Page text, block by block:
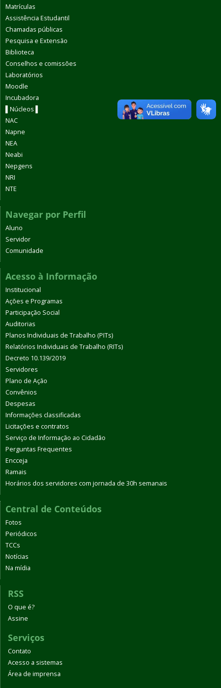
Matrículas
Assistência Estudantil
Chamadas públicas
Pesquisa e Extensão
Biblioteca
Conselhos e comissões
Laboratórios
Moodle
Incubadora
▌Núcleos ▌
NAC
Napne
NEA
Neabi
Nepgens
NRI
NTE
Navegar por Perfil
Aluno
Servidor
Comunidade
Acesso à Informação
Institucional
Ações e Programas
Participação Social
Auditorias
Planos Individuais de Trabalho (PITs)
Relatórios Individuais de Trabalho (RITs)
Decreto 10.139/2019
Servidores
Plano de Ação
Convênios
Despesas
Informações classificadas
Licitações e contratos
Serviço de Informação ao Cidadão
Perguntas Frequentes
Encceja
Ramais
Horários dos servidores com jornada de 30h semanais
Central de Conteúdos
Fotos
Periódicos
TCCs
Notícias
Na mídia
RSS
O que é?
Assine
Serviços
Contato
Acesso a sistemas
Área de imprensa